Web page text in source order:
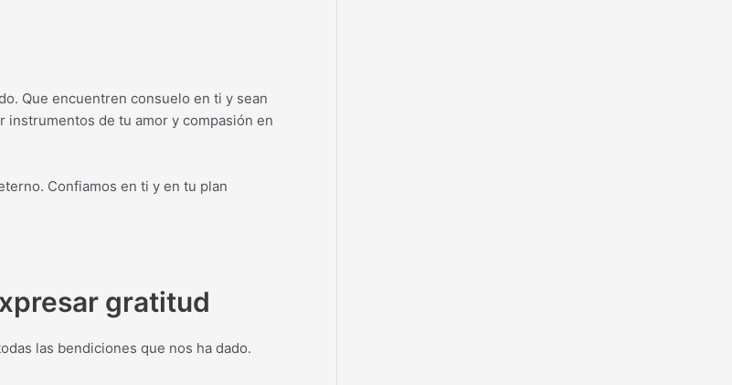
Que encuentren consuelo en ti y sean
instrumentos de tu amor y compasión en
Confiamos en ti y en tu plan
gratitud
las bendiciones que nos ha dado.